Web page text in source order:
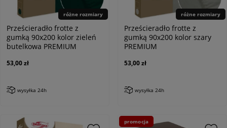
różne rozmiary
Prześcieradło frotte z
gumką 90x200 kolor zieleń
butelkowa PREMIUM
53,00 zł
wysyłka 24h
różne rozmiary
Prześcieradło frotte z
gumką 90x200 kolor szary
PREMIUM
53,00 zł
wysyłka 24h
promocja